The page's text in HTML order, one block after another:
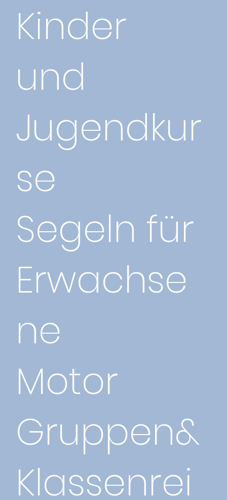
Kinder
und
Jugendkur
se
Segeln für
Erwachse
ne
Motor
Gruppen&
Klassenrei